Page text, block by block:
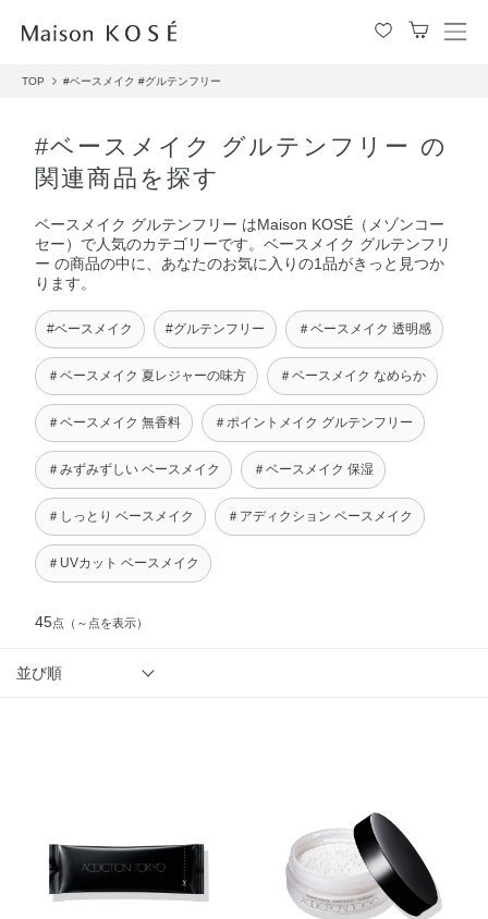
メ
TOP #ベースメイク #グルテンフリー
#ベースメイク グルテンフリー の
関連商品を探す
ベースメイク グルテンフリー はMaison KOSÉ（メゾンコー
セー）で人気のカテゴリーです。ベースメイク グルテンフリ
ー の商品の中に、あなたのお気に入りの1品がきっと見つか
ります。
#ベースメイク #グルテンフリー ＃ベースメイク 透明感
＃ベースメイク 夏レジャーの味方 ＃ベースメイク なめらか
＃ベースメイク 無香料 ＃ポイントメイク グルテンフリー
＃みずみずしい ベースメイク ＃ベースメイク 保湿
＃しっとり ベースメイク ＃アディクション ベースメイク
＃UVカット ベースメイク
45点 （～点を表示）
並び順